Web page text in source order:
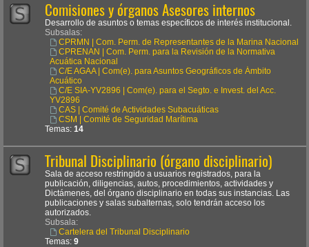
Comisiones y órganos Asesores internos
Desarrollo de asuntos o temas específicos de interés institucional.
Subsalas:
CPRMN | Com. Perm. de Representantes de la Marina Nacional
CPRENAN | Com. Perm. para la Revisión de la Normativa
Acuática Nacional
C/E AGAA | Com(e). para Asuntos Geográficos de Ámbito
Acuático
C/E SIA-YV2896 | Com(e). para el Segto. e Invest. del Acc.
YV2896
CAS | Comité de Actividades Subacuáticas
CSM | Comité de Seguridad Marítima
Temas: 14
Tribunal Disciplinario (órgano disciplinario)
Sala de acceso restringido a usuarios registrados, para la
publicación, diligencias, autos, procedimientos, actividades y
Dictámenes, del órgano disciplinario en todas sus instancias. Las
publicaciones y salas subalternas, solo tendrán acceso los
autorizados.
Subsala:
Cartelera del Tribunal Disciplinario
Temas: 9